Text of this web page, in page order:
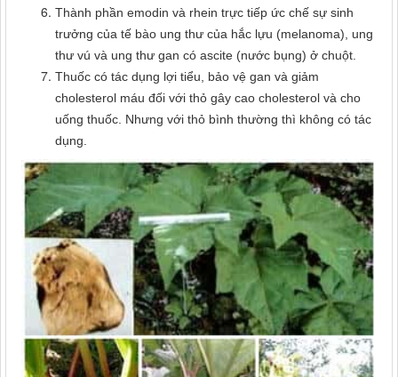
Thành phần emodin và rhein trực tiếp ức chế sự sinh
trưởng của tế bào ung thư của hắc lựu (melanoma), ung
thư vú và ung thư gan có ascite (nước bụng) ở chuột.
Thuốc có tác dụng lợi tiểu, bảo vệ gan và giảm
cholesterol máu đối với thỏ gây cao cholesterol và cho
uống thuốc. Nhưng với thỏ bình thường thì không có tác
dụng.